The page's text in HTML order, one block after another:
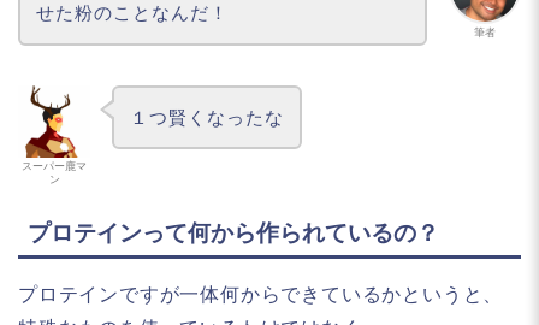
筆者
せた粉のことなんだ！
スーパー鹿マ
ン
１つ賢くなったな
プロテインって何から作られているの？
プロテインですが一体何からできているかというと、